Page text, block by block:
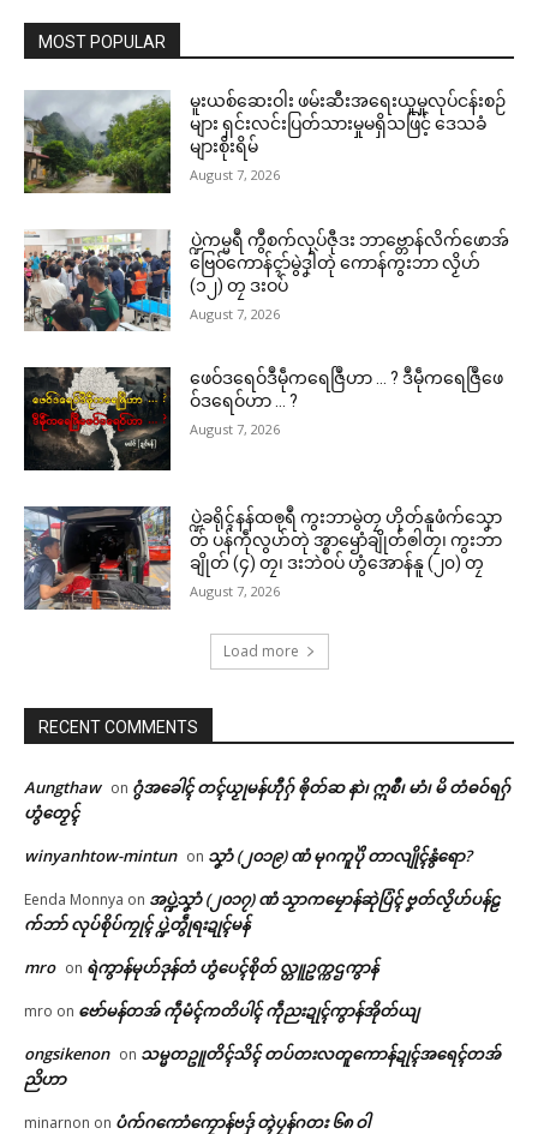
MOST POPULAR
မူးယစ်ဆေးဝါး ဖမ်းဆီးအရေးယူမှုလုပ်ငန်းစဉ်
များ ရှင်းလင်းပြတ်သားမှုမရှိသဖြင့် ဒေသခံ
များစိုးရိမ်
August 7, 2026
ပ္ဍဲကမ္မရဳ ကွဳစက်လုပ်ဇီုဒး ဘာဗ္တောန်လိက်ဖောအ်
ဗြေဝ်ကောန်ၚာ်မွဲဒၞါဲတုဲ ကောန်ကွးဘာ လၟိဟ်
(၁၂) တၠ ဒးဝပ်
August 7, 2026
ဖေဝ်ဒရေဝ်ဒဳမဵုကရေဇြဳဟာ … ? ဒဳမဵုကရေဇြဳဖေ
ဝ်ဒရေဝ်ဟာ … ?
August 7, 2026
ပ္ဍဲခရိုၚ်နန်ထၜုရဳ ကွးဘာမွဲတၠ ဟိုတ်နူဖံက်သၞော
တ် ပန်ကဵုလွဟ်တုဲ အ္စာၝောံချိုတ်ၜါတၠ၊ ကွးဘာ
ချိုတ် (၄) တၠ၊ ဒးဘဲဝပ် ဟွံအောန်နူ (၂၀) တၠ
August 7, 2026
Load more
RECENT COMMENTS
Aungthaw on ဂွံအခေါၚ် တၚ်ယၟုမန်ဟီုဂှ် ၜိုတ်ဆ နာဲ၊ ဣစဳ၊ မာံ၊ မိ တံဓဝ်ရဂှ်
ဟွံတၟေၚ်
winyanhtow-mintun on သၞာံ (၂၀၁၉) ဏံ မုဂကူပိုဲ တာလျိုၚ်နွံရော?
Eenda Monnya on အပ္ဍဲသၞာံ (၂၀၁၇) ဏံ သၟာကမၠောန်ဆုဲပြံၚ် ဗၞတ်လၟိဟ်ပန်ဠ
က်ဘာ် လုပ်စိုပ်ကၠုၚ် ပ္ဍဲတွဵုရးဍုၚ်မန်
mro on ရဲကွာန်မုဟ်ဒုန်တံ ဟွံပေၚ်စိုတ် လ္တူဥက္ကဌကွာန်
mro on ဗော်မန်တအ် ကဵုမံၚ်ကတိပါၚ် ကဵုညးဍုၚ်ကွာန်အိုတ်ယျ
ongsikenon on သမ္မတဥူတိၚ်သိၚ် တပ်တးလတူကောန်ဍုၚ်အရေၚ်တအ်
ညိဟာ
minarnon on ပံက်ဂကောံကၠောန်ဗဒှ် တ္ၚဲပၠန်ဂတး ၆၈ ဝါ